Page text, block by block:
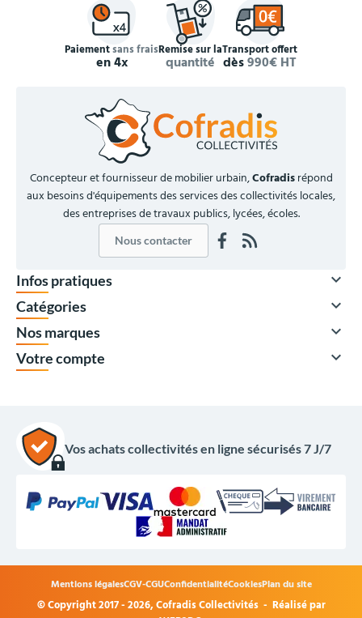
117,97 €HT
Modèle :
Paiementsans frais
en 4x
Remise sur la
quantité
Transport offert
dès990€ HT
Concepteur et fournisseur de mobilier urbain,Cofradisrépond
aux besoins d'équipements des services des collectivités locales,
des entreprises de travaux publics, lycées, écoles.
Nous contacter
Infos pratiques 
Catégories 
Nos marques 
Votre compte 
Vos achats collectivités en ligne sécurisés 7 J/7
© Copyright 2017 - 2026,Cofradis Collectivités - Réalisé par
Mentions légalesCGV-CGUConfidentialitéCookiesPlan du site